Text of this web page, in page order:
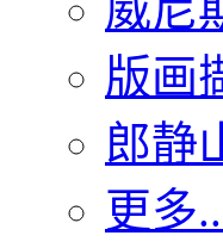
版画
郎静
更多